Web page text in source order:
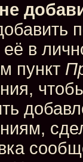
её в
пункт